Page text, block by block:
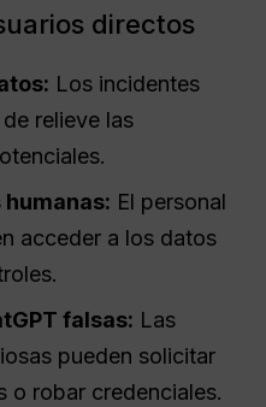
directos
Los incidentes
relieve las
El personal
acceder a los datos
falsas: Las
pueden solicitar
o robar credenciales.